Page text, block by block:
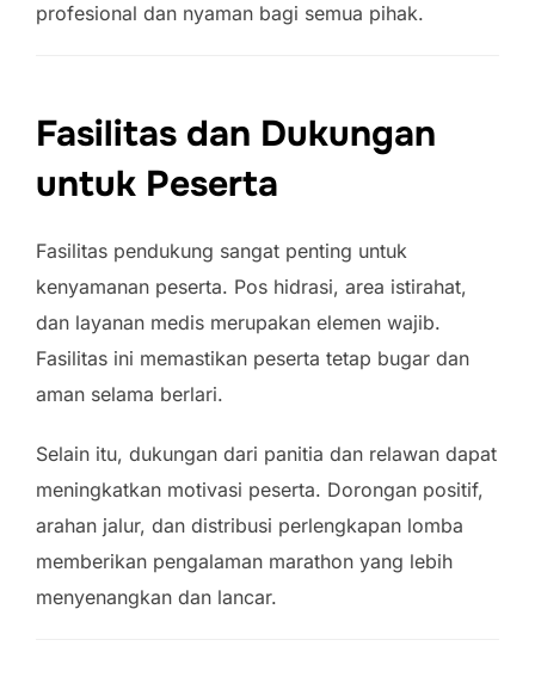
profesional dan nyaman bagi semua pihak.
Fasilitas dan Dukungan
untuk Peserta
Fasilitas pendukung sangat penting untuk
kenyamanan peserta. Pos hidrasi, area istirahat,
dan layanan medis merupakan elemen wajib.
Fasilitas ini memastikan peserta tetap bugar dan
aman selama berlari.
Selain itu, dukungan dari panitia dan relawan dapat
meningkatkan motivasi peserta. Dorongan positif,
arahan jalur, dan distribusi perlengkapan lomba
memberikan pengalaman marathon yang lebih
menyenangkan dan lancar.